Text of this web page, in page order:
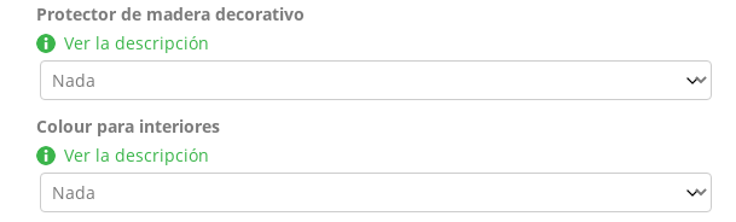
Protector de madera decorativo
Ver la descripción
Colour para interiores
Ver la descripción